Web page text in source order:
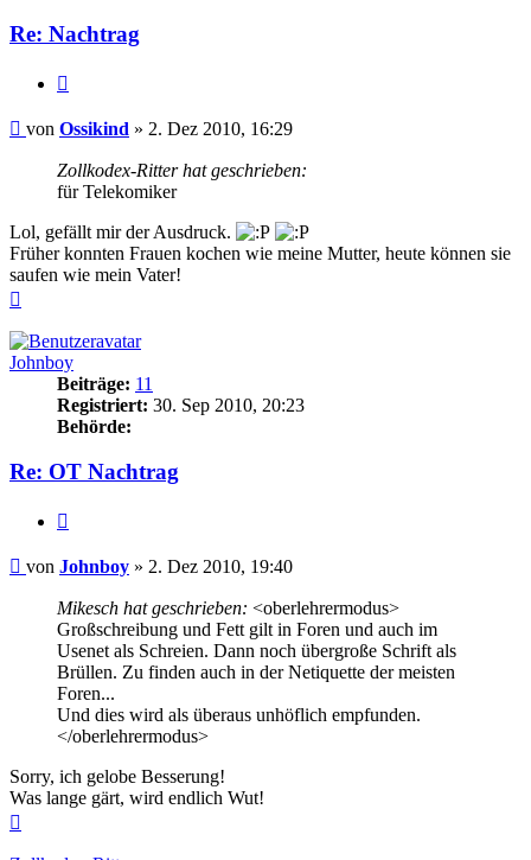
Re: Nachtrag
Beitrag
von Ossikind » 2. Dez 2010, 16:29
Zollkodex-Ritter hat geschrieben:
für Telekomiker
Lol, gefällt mir der Ausdruck.
Früher konnten Frauen kochen wie meine Mutter, heute können sie
saufen wie mein Vater!
Johnboy
Beiträge: 11
Registriert: 30. Sep 2010, 20:23
Behörde:
Re: OT Nachtrag
Beitrag
von Johnboy » 2. Dez 2010, 19:40
Mikesch hat geschrieben: <oberlehrermodus>
Großschreibung und Fett gilt in Foren und auch im
Usenet als Schreien. Dann noch übergroße Schrift als
Brüllen. Zu finden auch in der Netiquette der meisten
Foren...
Und dies wird als überaus unhöflich empfunden.
</oberlehrermodus>
Sorry, ich gelobe Besserung!
Was lange gärt, wird endlich Wut!